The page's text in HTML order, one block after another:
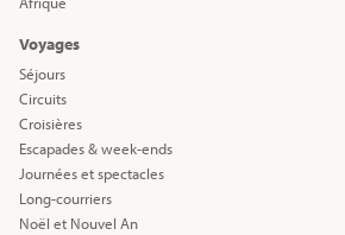
Voyages
Séjours
Circuits
Croisières
Escapades & week-ends
Journées et spectacles
Long-courriers
Noël et Nouvel An